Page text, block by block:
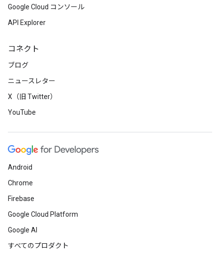
Google Cloud コンソール
API Explorer
コネクト
ブログ
ニュースレター
X（旧 Twitter）
YouTube
Android
Chrome
Firebase
Google Cloud Platform
Google AI
すべてのプロダクト